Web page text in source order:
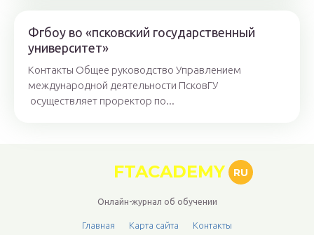
Фгбоу во «псковский государственный
университет»
Контакты Общее руководство Управлением
международной деятельности ПсковГУ
осуществляет проректор по...
FTACADEMY RU
Онлайн-журнал об обучении
Главная Карта сайта Контакты